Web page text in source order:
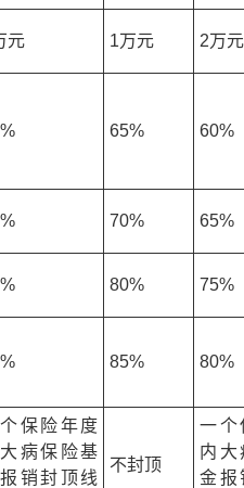
元 1万元 2万元
65% 60%
70% 65%
80% 75%
85% 80%
保险年度
病保险基
销封顶线
不封顶
一个
内大
金报